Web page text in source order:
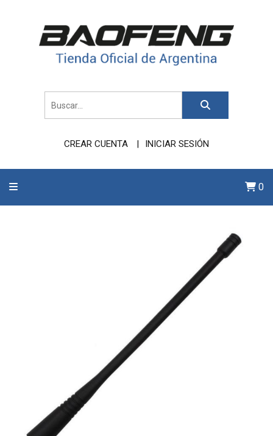
CREAR CUENTA INICIAR SESIÓN
0